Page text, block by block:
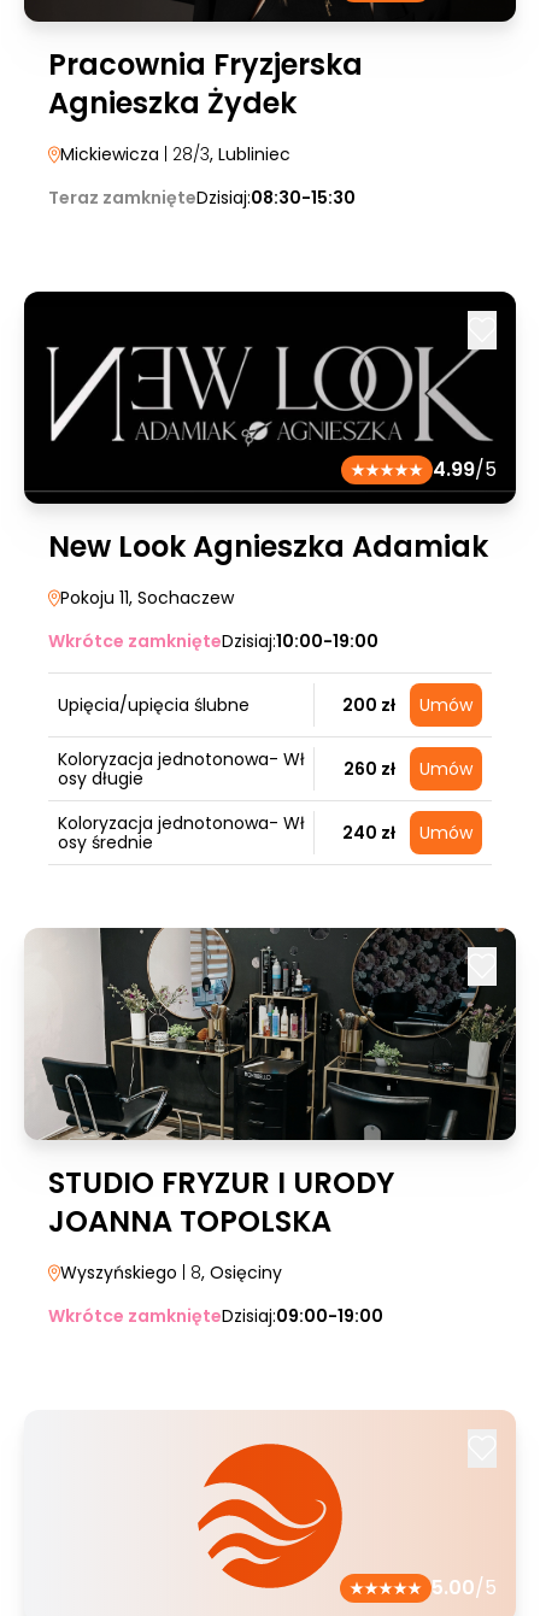
Pracownia Fryzjerska
Agnieszka Żydek
Mickiewicza | 28/3, Lubliniec
Teraz zamknięteDzisiaj:08:30-15:30
4.99/5
New Look Agnieszka Adamiak
Pokoju 11, Sochaczew
Wkrótce zamknięteDzisiaj:10:00-19:00
Upięcia/upięcia ślubne 200 zł Umów
Koloryzacja jednotonowa- Wł
osy długie
260 zł Umów
Koloryzacja jednotonowa- Wł
osy średnie
240 zł Umów
STUDIO FRYZUR I URODY
JOANNA TOPOLSKA
Wyszyńskiego | 8, Osięciny
Wkrótce zamknięteDzisiaj:09:00-19:00
5.00/5